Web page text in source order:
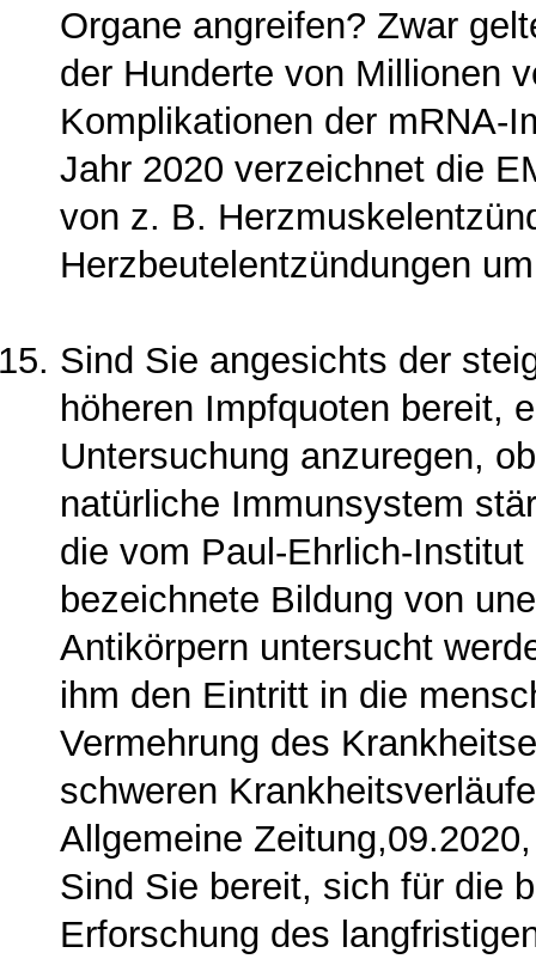
Organe angreifen? Zwar
der Hunderte von Millionen
Komplikationen der mRNA-
Jahr 2020 verzeichnet die
von z. B.
Herzbeutelentzündungen
Sind Sie angesichts der
höheren Impfquoten bereit,
Untersuchung anzu­regen,
natür­liche Immunsystem
die vom Paul-Ehrlich-Institut
bezeichnete Bil­dung von
Antikör­pern untersucht
ihm den Eintritt in die
Vermehrung des
schweren
Allgemeine
Sind Sie bereit, sich für die
Erforschung des